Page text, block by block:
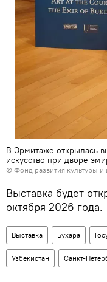
В Эрмитаже открылась
искусство при дворе
© Фонд развития культуры и
Выставка будет
октября 2026 года.
Выставка Бухара
Узбекистан Санкт-